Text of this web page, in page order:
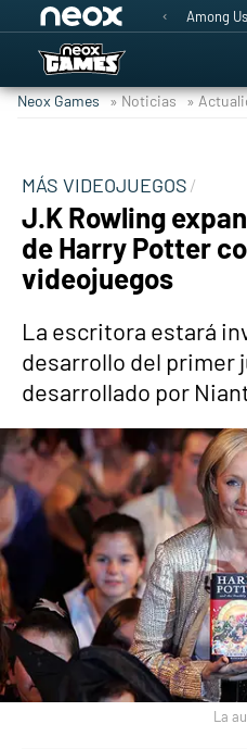
Among
Neox Games » Noticias »
MÁS VIDEOJUEGOS
J.K Rowling
de Harry Potter
videojuegos
La escritora estará
desarrollo del primer
desarrollado por
La